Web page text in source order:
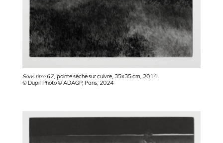
Sans titre 67 , pointe sèche sur cuivre, 35x35 cm, 2014
© Dupif Photo © ADAGP, Paris, 2024